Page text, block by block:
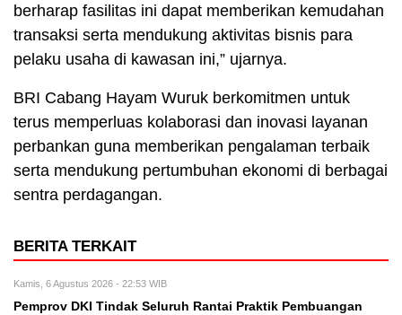
berharap fasilitas ini dapat memberikan kemudahan
transaksi serta mendukung aktivitas bisnis para
pelaku usaha di kawasan ini,” ujarnya.
BRI Cabang Hayam Wuruk berkomitmen untuk
terus memperluas kolaborasi dan inovasi layanan
perbankan guna memberikan pengalaman terbaik
serta mendukung pertumbuhan ekonomi di berbagai
sentra perdagangan.
BERITA TERKAIT
Kamis, 6 Agustus 2026 - 22:53 WIB
Pemprov DKI Tindak Seluruh Rantai Praktik Pembuangan